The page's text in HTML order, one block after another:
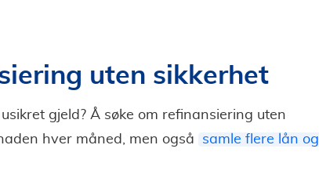
uten sikkerhet
gjeld? Å søke om refinansiering uten
hver måned, men også
samle flere lån og